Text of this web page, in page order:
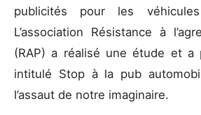
publicités pour les
L’association Résistance à
(RAP) a réalisé une étude et a
intitulé Stop à la pub
l’assaut de notre imaginaire.